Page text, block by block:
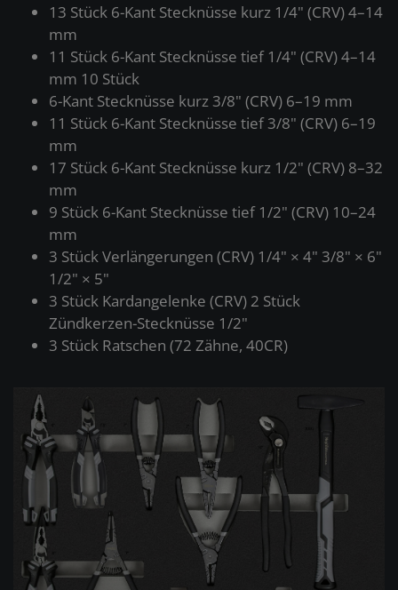
13 Stück 6-Kant Stecknüsse kurz 1/4" (CRV) 4–14
mm
11 Stück 6-Kant Stecknüsse tief 1/4" (CRV) 4–14
mm 10 Stück
6-Kant Stecknüsse kurz 3/8" (CRV) 6–19 mm
11 Stück 6-Kant Stecknüsse tief 3/8" (CRV) 6–19
mm
17 Stück 6-Kant Stecknüsse kurz 1/2" (CRV) 8–32
mm
9 Stück 6-Kant Stecknüsse tief 1/2" (CRV) 10–24
mm
3 Stück Verlängerungen (CRV) 1/4" × 4" 3/8" × 6"
1/2" × 5"
3 Stück Kardangelenke (CRV) 2 Stück
Zündkerzen-Stecknüsse 1/2"
3 Stück Ratschen (72 Zähne, 40CR)